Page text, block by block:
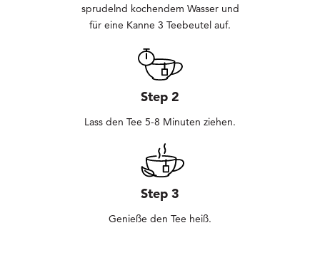
sprudelnd kochendem Wasser und
für eine Kanne 3 Teebeutel auf.
Step 2
Lass den Tee 5-8 Minuten ziehen.
Step 3
Genieße den Tee heiß.